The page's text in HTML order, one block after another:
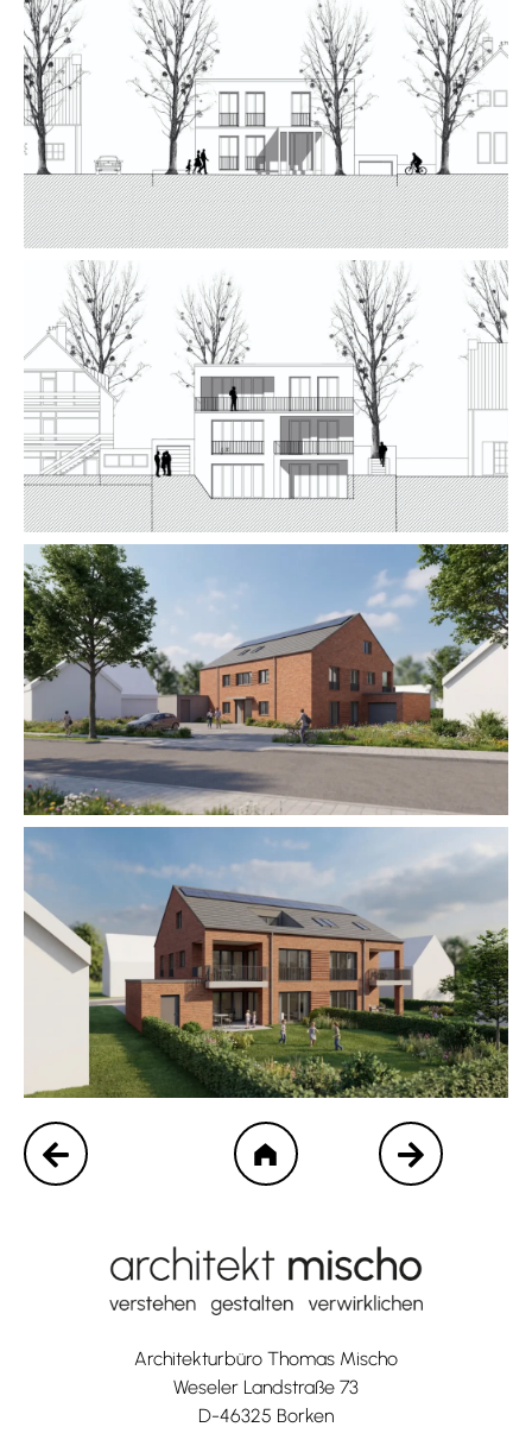
Architekturbüro Thomas Mischo
Weseler Landstraße 73
D-46325 Borken